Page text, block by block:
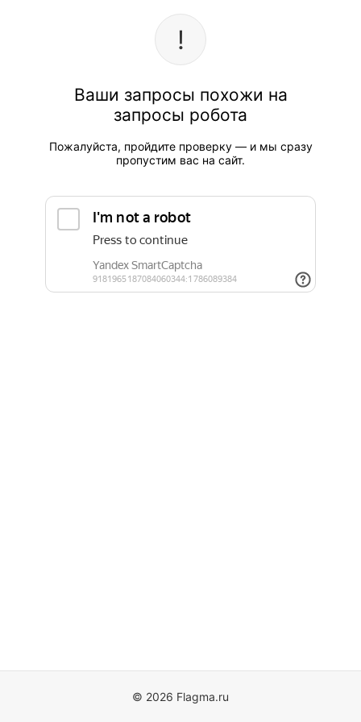
Ваши запросы похожи на
запросы робота
Пожалуйста, пройдите проверку — и мы сразу
пропустим вас на сайт.
© 2026 Flagma.ru